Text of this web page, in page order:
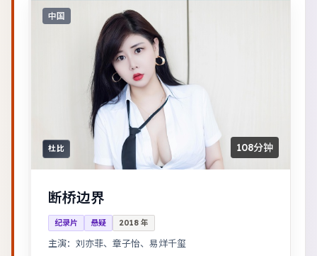
中国
杜比 108分钟
断桥边界
纪录片 悬疑 2018 年
主演： 刘亦菲、章子怡、易烊千玺